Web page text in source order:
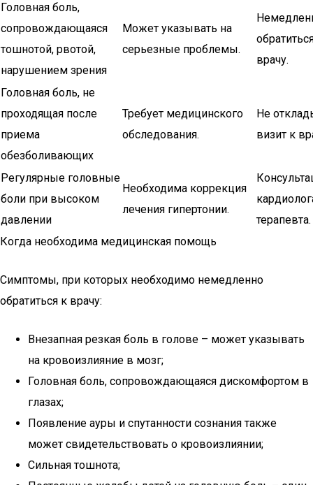
Головная боль,
сопровождающаяся
тошнотой, рвотой,
нарушением зрения
Может указывать на
серьезные проблемы.
врачу.
Головная боль, не
проходящая после
приема
обезболивающих
Требует медицинского
обследования.
Не
визит к
Регулярные головные
боли при высоком
давлении
Необходима коррекция
лечения гипертонии.
терапевта.
Когда необходима медицинская помощь
Симптомы, при которых необходимо немедленно
обратиться к врачу:
Внезапная резкая боль в голове – может указывать
на кровоизлияние в мозг;
Головная боль, сопровождающаяся дискомфортом в
глазах;
Появление ауры и спутанности сознания также
может свидетельствовать о кровоизлиянии;
Сильная тошнота;